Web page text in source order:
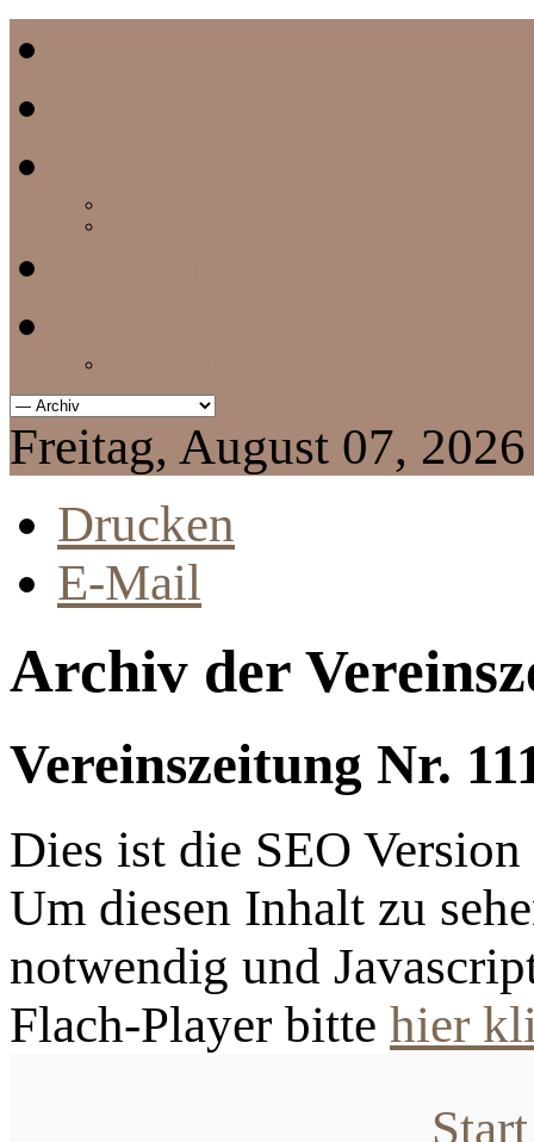
Freitag, August 07, 2026
Drucken
E-Mail
Archiv der
Vereinszeitung Nr.
Dies ist die SEO
Um diesen Inhalt zu
notwendig und
Flach-Player bitte hier
Start